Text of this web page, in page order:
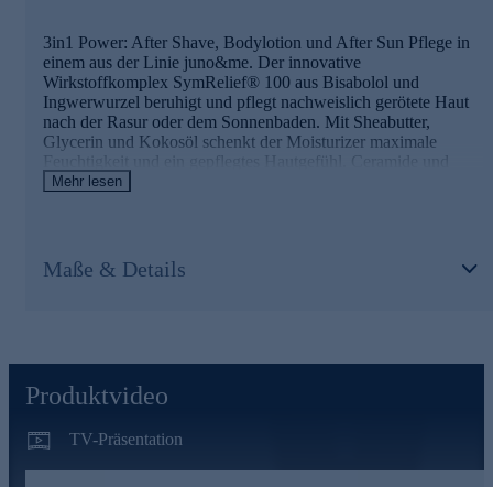
Ceramidekönnen die Hautbarriere stärken und den
natürlichen Lipidfilm der Haut schützen.
Multitalent für die Haut jetzt online bestellen.
3in1 Power: After Shave, Bodylotion und After Sun Pflege in
einem aus der Linie juno&me. Der innovative
Wirkstoffkomplex SymRelief® 100 aus Bisabolol und
Ingwerwurzel beruhigt und pflegt nachweislich gerötete Haut
nach der Rasur oder dem Sonnenbaden. Mit Sheabutter,
Glycerin und Kokosöl schenkt der Moisturizer maximale
Feuchtigkeit und ein gepflegtes Hautgefühl. Ceramide und
Niacinamide stärken zusätzlich die Hautbarriere und fördern
und regenerierender Inhaltsstoffe.
Bisabolol und Ingwerwurzel. Er beruhigt gerötete Haut
nach der Rasur, vermindert Hautreaktion durch die Rasur
und beugt diesen vor.
und glättet die Hautoberfläche.
Niacinamidewirken hautglättend, beugen der Entstehung
Mehr lesen
Maße & Details
Produktvideo
TV-Präsentation